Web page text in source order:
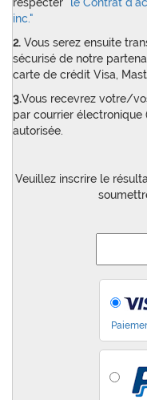
inc."
2. Vous serez ensuite
sécurisé de notre
carte de crédit Visa,
3.Vous recevrez votre/
par courrier électronique
autorisée.
Veuillez inscrire le